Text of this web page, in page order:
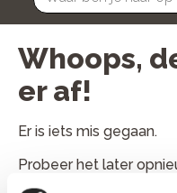
Whoops,
er af!
Er is iets mis gegaan.
Probeer het later
neem dan contact met